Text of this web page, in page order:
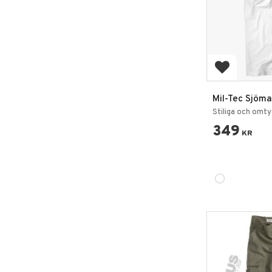
Lägg till i
Mil-Tec
Navy Flap
Stiliga och
349 KR